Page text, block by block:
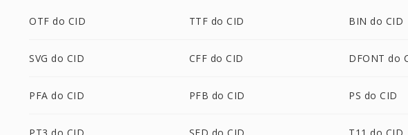
OTF do CID TTF do CID BIN do CID
SVG do CID CFF do CID DFONT do
PFA do CID PFB do CID PS do CID